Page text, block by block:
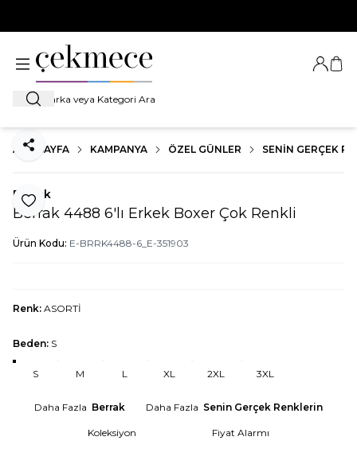
Ara
Giriş
ANA SAYFA KAMPANYA ÖZEL GÜNLER SENIN GERÇEK
Favoriye Ekle
Paylaş
Berrak
Berrak 4488 6'lı Erkek Boxer Çok Renkli
Ürün Kodu: E-BRRK4488-6_E-351903
Renk: ASORTİ
Beden: S
S M L XL 2XL 3XL
Daha Fazla Berrak Daha Fazla Senin Gerçek Renklerin
Koleksiyon Fiyat Alarmı